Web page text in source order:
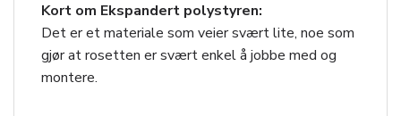
Kort om Ekspandert polystyren:
Det er et materiale som veier svært lite, noe som
gjør at rosetten er svært enkel å jobbe med og
montere.